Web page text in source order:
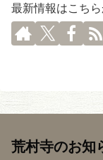
最新情報はこちら
荒村寺のお知